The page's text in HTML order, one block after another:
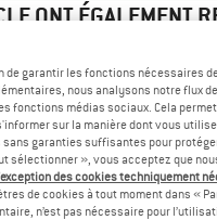
ONT ÉGALEMENT
garantir les fonctions nécessaires
nous analysons notre flux
fonctions médias sociaux. Cela
sur la manière dont vous
garanties suffisantes pour
sélectionner », vous acceptez que
des cookies techniquement
de cookies à tout moment dans «
n’est pas nécessaire pour